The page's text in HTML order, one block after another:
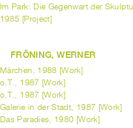
Im Park: Die Gegenwart der
1985 [Project]
FRÖNING, WERNER
Märchen, 1988 [Work]
o.T., 1987 [Work]
o.T., 1987 [Work]
Galerie in der Stadt, 1987 [Work]
Das Paradies, 1980 [Work]